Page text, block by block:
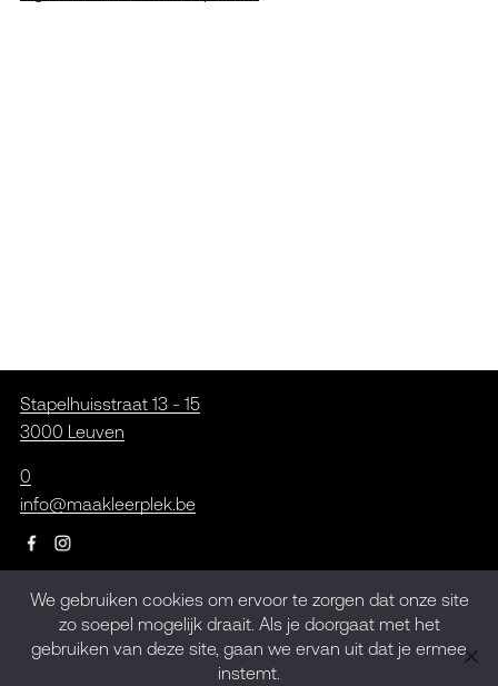
Stapelhuisstraat 13 - 15
3000 Leuven
0
info@maakleerplek.be
Inschrijven op de
nieuwsbrief
We gebruiken cookies om ervoor te zorgen dat onze site
zo soepel mogelijk draait. Als je doorgaat met het
gebruiken van deze site, gaan we ervan uit dat je ermee
instemt.